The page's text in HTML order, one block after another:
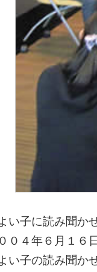
い子に読み聞か
０４年６月１６
い子の読み聞か